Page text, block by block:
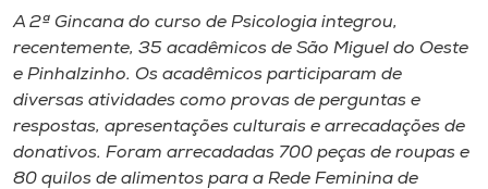
Portal de Ensino
A
Internacionalização
A 2ª Gincana do curso de Psicologia integrou,
recentemente, 35 acadêmicos de São Miguel do Oeste
e Pinhalzinho. Os acadêmicos participaram de
diversas atividades como provas de perguntas e
respostas, apresentações culturais e arrecadações de
donativos. Foram arrecadadas 700 peças de roupas e
80 quilos de alimentos para a Rede Feminina de